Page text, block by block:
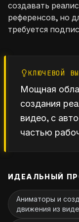
создавать
референсов, но
требуется
КЛЮЧЕВОЙ
Мощная
создания
видео, с
частью
ИДЕАЛЬНЫЙ
Аниматоры и
движения из